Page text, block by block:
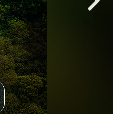
Laboral